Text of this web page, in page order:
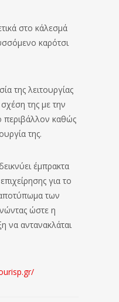
στο κάλεσμά
καρότσι
της λειτουργίας
σχέση της με την
περιβάλλον καθώς
της.
έμπρακτα
για το
των
ώστε η
να αντανακλάται